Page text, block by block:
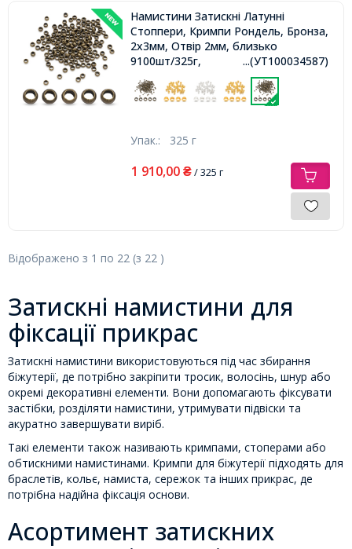
Намистини Затискні Латунні
Стоппери, Кримпи Рондель, Бронза,
2х3мм, Отвір 2мм, близько
9100шт/325г,
...(УТ100034587)
Упак.: 325 г
1 910,00 ₴/ 325 г
Відображено з 1 по 22 (з 22 )
Затискні намистини для
фіксації прикрас
Затискні намистини використовуються під час збирання
біжутерії, де потрібно закріпити тросик, волосінь, шнур або
окремі декоративні елементи. Вони допомагають фіксувати
застібки, розділяти намистини, утримувати підвіски та
акуратно завершувати виріб.
Такі елементи також називають кримпами, стоперами або
обтискними намистинами. Кримпи для біжутерії підходять для
браслетів, кольє, намиста, сережок та інших прикрас, де
потрібна надійна фіксація основи.
Асортимент затискних